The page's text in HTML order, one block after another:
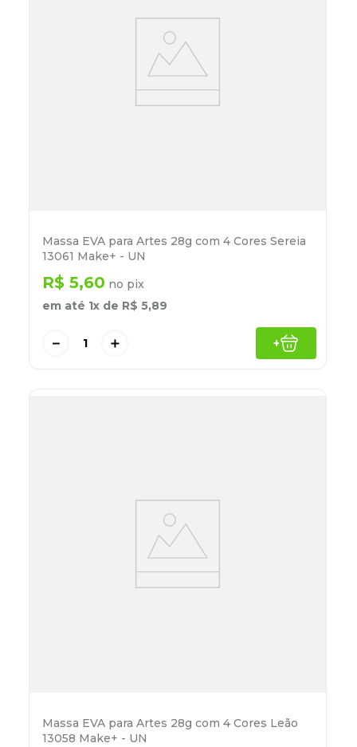
Massa EVA para Artes 28g com 4 Cores Sereia
13061 Make+ - UN
R$ 5,60 no pix
em até 1x de R$ 5,89
＋
－ +
Massa EVA para Artes 28g com 4 Cores Leão
13058 Make+ - UN